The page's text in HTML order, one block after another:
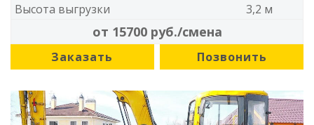
Высота выгрузки
3,2 м
от 15700 руб./смена
Заказать Позвонить